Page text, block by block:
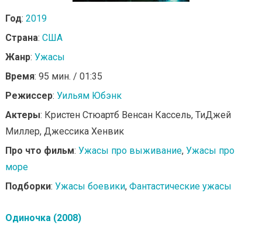
Год: 2019
Страна: США
Жанр: Ужасы
Время: 95 мин. / 01:35
Режиссер: Уильям Юбэнк
Актеры: Кристен Стюартб Венсан Кассель, ТиДжей
Миллер, Джессика Хенвик
Про что фильм: Ужасы про выживание, Ужасы про
море
Подборки: Ужасы боевики, Фантастические ужасы
Одиночка (2008)